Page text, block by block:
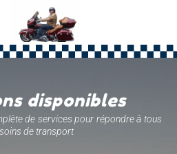
disponibles
de services pour répondre à tous
de transport